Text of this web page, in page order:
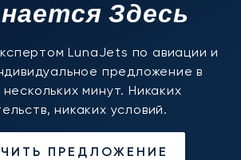
Здесь
LunaJets по авиации и
предложение в
минут. Никаких
никаких условий.
ПРЕДЛОЖЕНИЕ